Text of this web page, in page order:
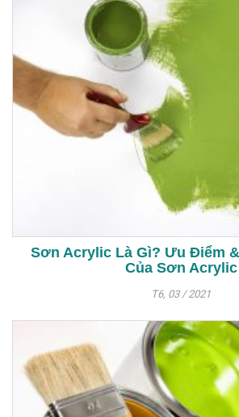
Sơn Acrylic Là Gì? Ưu Điểm
Của Sơn Acrylic
T6, 03 / 2021